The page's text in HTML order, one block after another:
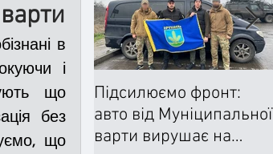
і
що
без
що
Підсилюємо фронт:
авто від Муніципальної
варти вирушає на